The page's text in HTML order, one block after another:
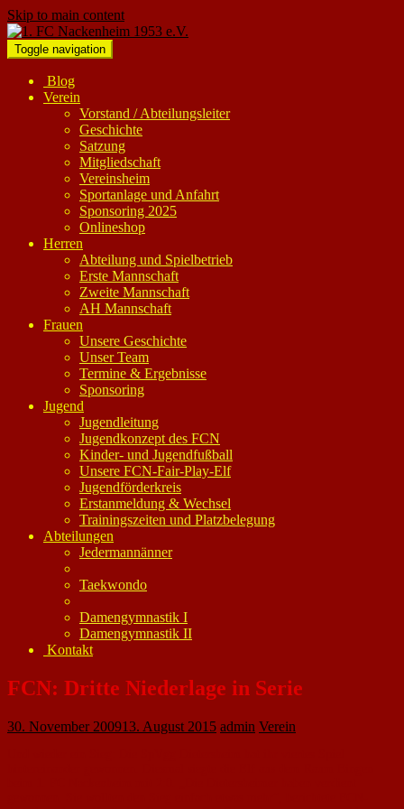
Skip to main content
Toggle navigation
Blog
Verein
Vorstand / Abteilungsleiter
Geschichte
Satzung
Mitgliedschaft
Vereinsheim
Sportanlage und Anfahrt
Sponsoring 2025
Onlineshop
Herren
Abteilung und Spielbetrieb
Erste Mannschaft
Zweite Mannschaft
AH Mannschaft
Frauen
Unsere Geschichte
Unser Team
Termine & Ergebnisse
Sponsoring
Jugend
Jugendleitung
Jugendkonzept des FCN
Kinder- und Jugendfußball
Unsere FCN-Fair-Play-Elf
Jugendförderkreis
Erstanmeldung & Wechsel
Trainingszeiten und Platzbelegung
Abteilungen
Jedermannänner
Taekwondo
Damengymnastik I
Damengymnastik II
Kontakt
FCN: Dritte Niederlage in Serie
30. November 200913. August 2015 admin Verein